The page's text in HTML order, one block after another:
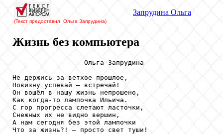
(Текст предоставил: Ольга Запрудина)
Запрудина Ольга
Жизнь без компьютера
                  Ольга Запрудина
Не держись за ветхое прошлое,
Новизну успевай – встречай!
Он вошёл в нашу жизнь непрошено,
Как когда-то лампочка Ильича.
С гор прогресса слетают ласточки,
Снежных их не видно вершин,
А нам сегодня без этой лампочки
Что за жизнь?! – просто свет туши!